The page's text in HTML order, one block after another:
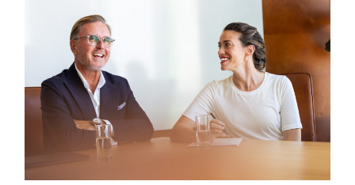
Avstamp för Juridiska Studier
APU i Malmö
Praktik i Göteborg